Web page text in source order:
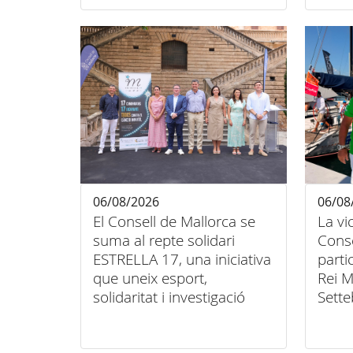
El Consell de Mallorca se
suma al repte solidari
ESTRELLA 17, una iniciativa
que uneix esport,
solidaritat i investigació
06/08/2026
La
Rei
06/